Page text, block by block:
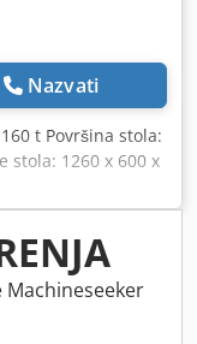
Nazvati
t Površina stola:
stola: 1260 x 600 x
mm Projekcija:
D x Š x V: 3,7
do klipa:
D:660 x Š:300 x
1x lijevo s
mm) *